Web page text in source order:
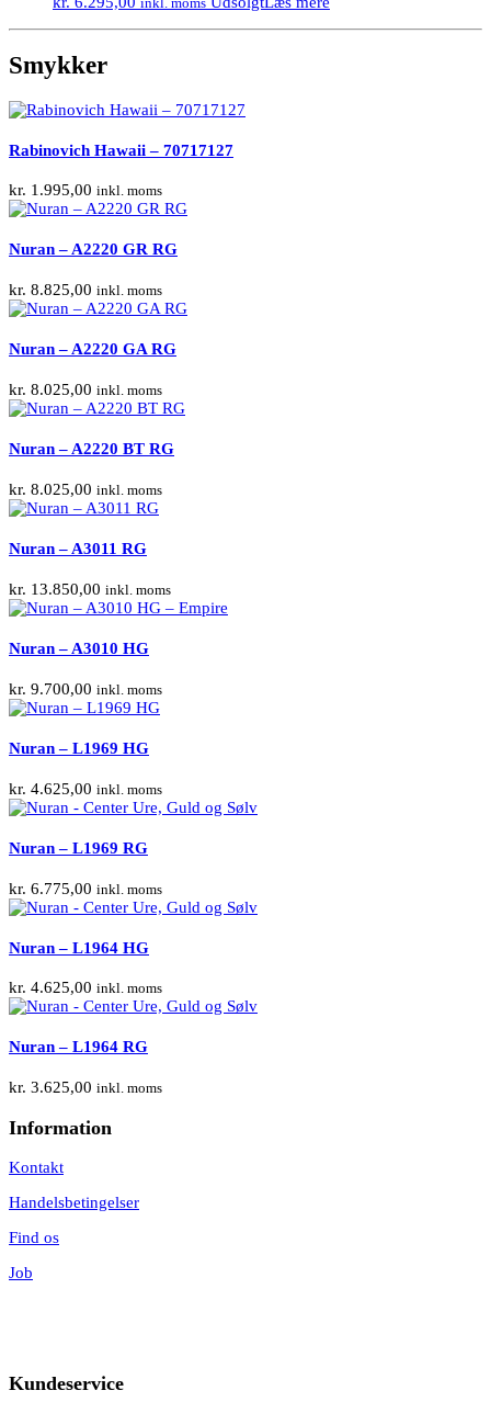
inkl. moms
Smykker
Rabinovich Hawaii – 70717127
kr. 1.995,00 inkl. moms
Nuran – A2220 GR RG
kr. 8.825,00 inkl. moms
Nuran – A2220 GA RG
kr. 8.025,00 inkl. moms
Nuran – A2220 BT RG
kr. 8.025,00 inkl. moms
Nuran – A3011 RG
kr. 13.850,00 inkl. moms
Nuran – A3010 HG
kr. 9.700,00 inkl. moms
Nuran – L1969 HG
kr. 4.625,00 inkl. moms
Nuran – L1969 RG
kr. 6.775,00 inkl. moms
Nuran – L1964 HG
kr. 4.625,00 inkl. moms
Nuran – L1964 RG
kr. 3.625,00 inkl. moms
Information
Kontakt
Handelsbetingelser
Find os
Job
Kundeservice